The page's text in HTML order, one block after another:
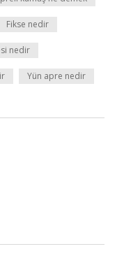
Fikse nedir
nedir
Yün apre nedir